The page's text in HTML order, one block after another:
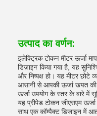
उत्पाद का वर्णन:
इलेक्ट्रिक टोकन मीटर ऊर्जा
डिज़ाइन किया गया है, यह
और निष्पक्ष हो। यह मीटर छोटे
आसानी से आपकी ऊर्जा खपत
ऊर्जा उपयोग के स्तर के बारे में
यह प्रीपेड टोकन जीएसएम
साथ एक कॉम्पैक्ट डिजाइन में